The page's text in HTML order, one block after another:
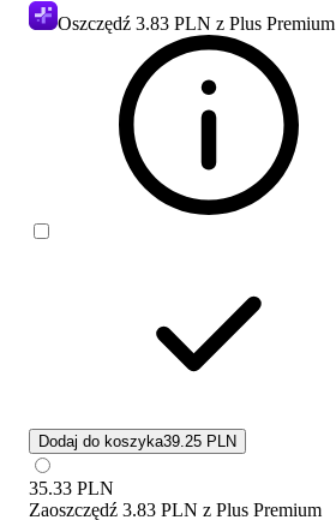
Oszczędź 3.83 PLN z Plus Premium
Dodaj do koszyka39.25 PLN
35.33 PLN
Zaoszczędź 3.83 PLN z Plus Premium